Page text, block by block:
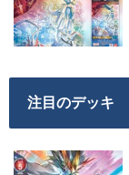
注目のデッキ